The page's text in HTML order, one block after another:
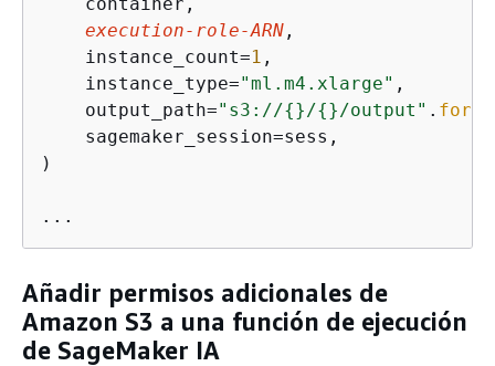
execution-role-ARN ,
    instance_count=
1 ,
    instance_type=
"ml.m4.xlarge" ,
    output_path=
"s3://{}/{}/output" .
    sagemaker_session=sess,
)
Añadir permisos adicionales de
Amazon S3 a una función de ejecución
de SageMaker IA